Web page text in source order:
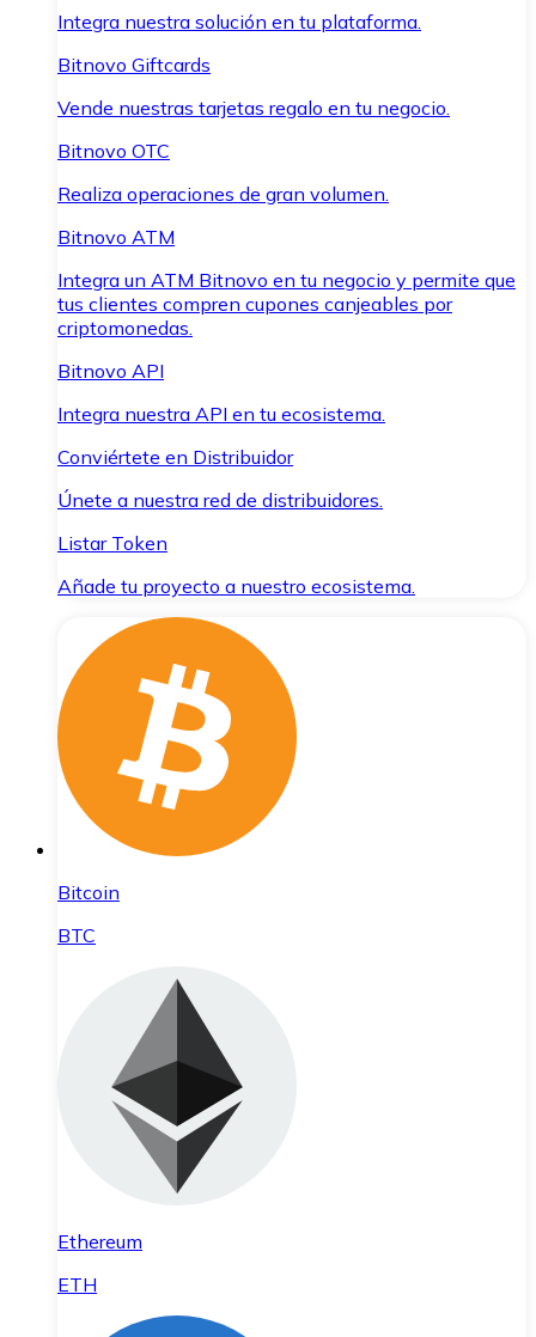
Integra nuestra solución en tu plataforma.
Bitnovo Giftcards
Vende nuestras tarjetas regalo en tu negocio.
Bitnovo OTC
Realiza operaciones de gran volumen.
Bitnovo ATM
Integra un ATM Bitnovo en tu negocio y permite que
tus clientes compren cupones canjeables por
criptomonedas.
Bitnovo API
Integra nuestra API en tu ecosistema.
Conviértete en Distribuidor
Únete a nuestra red de distribuidores.
Listar Token
Añade tu proyecto a nuestro ecosistema.
Bitcoin
BTC
Ethereum
ETH